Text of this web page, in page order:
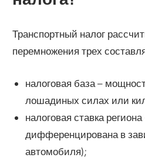
Транспортный налог
перемножения трех
налоговая база –
лошадиных силах или
налоговая ставка
дифференцирована в
автомобиля);